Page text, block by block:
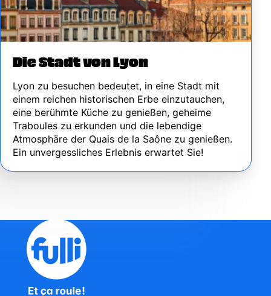
Die Stadt von Lyon
Lyon zu besuchen bedeutet, in eine Stadt mit
einem reichen historischen Erbe einzutauchen,
eine berühmte Küche zu genießen, geheime
Traboules zu erkunden und die lebendige
Atmosphäre der Quais de la Saône zu genießen.
Ein unvergessliches Erlebnis erwartet Sie!